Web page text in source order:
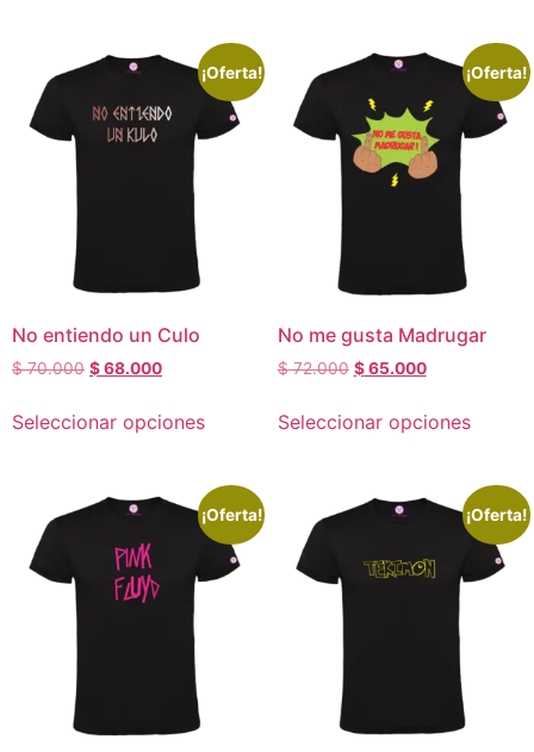
¡Oferta!
No entiendo un Culo
$70.000 $68.000
Seleccionar opciones
¡Oferta!
No me gusta Madrugar
$72.000 $65.000
Seleccionar opciones
¡Oferta! ¡Oferta!